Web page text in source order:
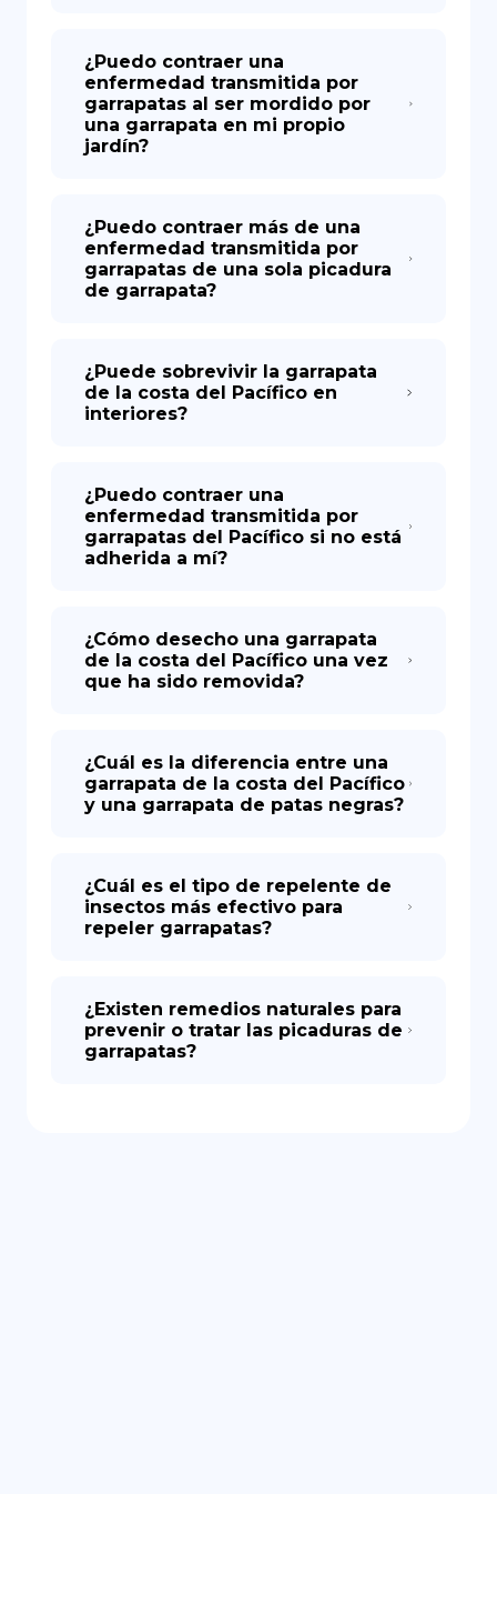
¿Puedo contraer una
enfermedad transmitida por
garrapatas al ser mordido por
una garrapata en mi propio
jardín?
¿Puedo contraer más de una
enfermedad transmitida por
garrapatas de una sola picadura
de garrapata?
¿Puede sobrevivir la garrapata
de la costa del Pacífico en
interiores?
¿Puedo contraer una
enfermedad transmitida por
garrapatas del Pacífico si no está
adherida a mí?
¿Cómo desecho una garrapata
de la costa del Pacífico una vez
que ha sido removida?
¿Cuál es la diferencia entre una
garrapata de la costa del Pacífico
y una garrapata de patas negras?
¿Cuál es el tipo de repelente de
insectos más efectivo para
repeler garrapatas?
¿Existen remedios naturales para
prevenir o tratar las picaduras de
garrapatas?